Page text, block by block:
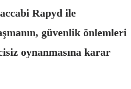
Rapyd ile
güvenlik önlemleri
oynanmasına karar